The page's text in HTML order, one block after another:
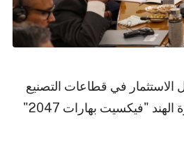
في قطاعات التصنيع
والطاقة المتجددة والبنية التحتية. وأكد الوزير أن رؤية قطر 2030 ومبادرة الهند "فيكسيت بهارات 2047"